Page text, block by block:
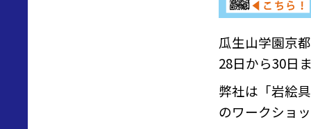
瓜生山学園京
28日から30日
弊社は「岩絵
のワークショ